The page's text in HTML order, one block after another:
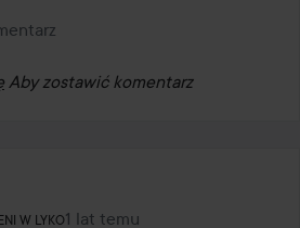
Aby zostawić komentarz
W LYKOZatrudnieni w Lyko.
1 lat temu
Post został utworzony 1 lat